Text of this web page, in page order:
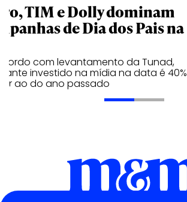
TIM e Dolly dominam
de Dia dos Pais na
com levantamento da Tunad,
investido na mídia na data é 40%
ao do ano passado